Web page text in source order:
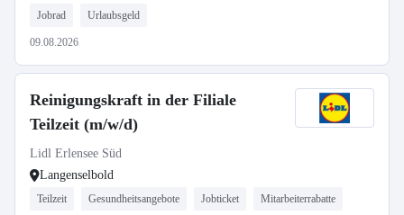
Jobrad Urlaubsgeld
09.08.2026
Reinigungskraft in der Filiale
Teilzeit (m/w/d)
Lidl Erlensee Süd
Langenselbold
Teilzeit Gesundheitsangebote Jobticket Mitarbeiterrabatte